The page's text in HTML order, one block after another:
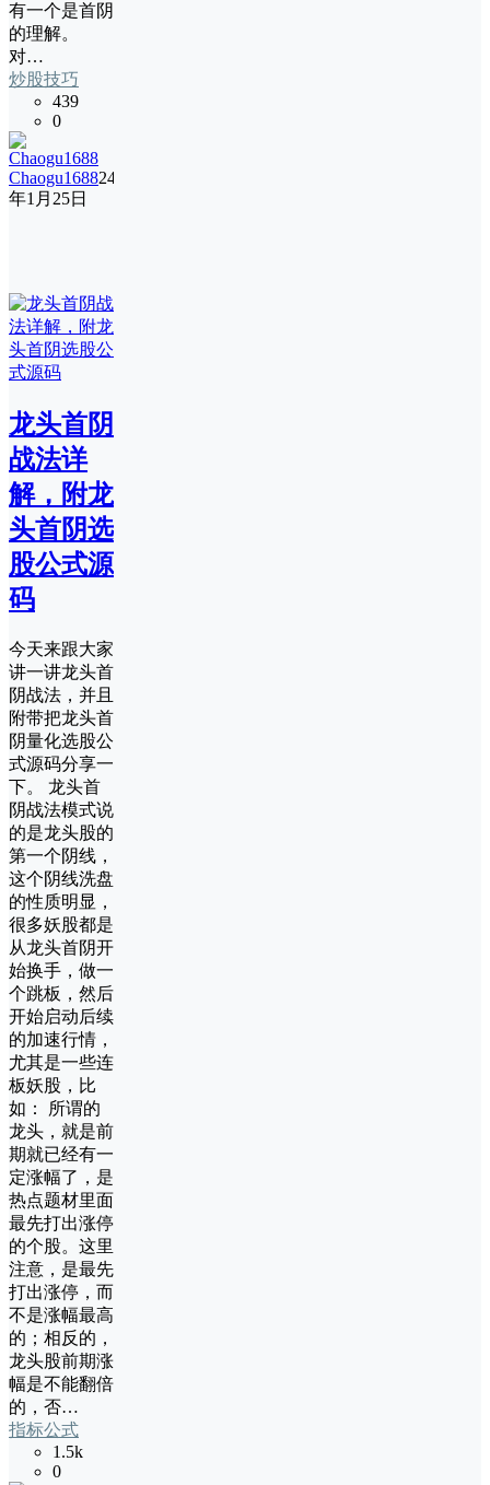
有一个是首阴
的理解。
对…
炒股技巧
439
0
Chaogu168824
年1月25日
龙头首阴
战法详
解，附龙
头首阴选
股公式源
码
今天来跟大家
讲一讲龙头首
阴战法，并且
附带把龙头首
阴量化选股公
式源码分享一
下。 龙头首
阴战法模式说
的是龙头股的
第一个阴线，
这个阴线洗盘
的性质明显，
很多妖股都是
从龙头首阴开
始换手，做一
个跳板，然后
开始启动后续
的加速行情，
尤其是一些连
板妖股，比
如： 所谓的
龙头，就是前
期就已经有一
定涨幅了，是
热点题材里面
最先打出涨停
的个股。这里
注意，是最先
打出涨停，而
不是涨幅最高
的；相反的，
龙头股前期涨
幅是不能翻倍
的，否…
指标公式
1.5k
0